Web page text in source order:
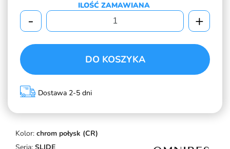
Kolor: chrom połysk (CR)
ILOŚĆ ZAMAWIANA
- +
DO KOSZYKA
Dostawa 2-5 dni